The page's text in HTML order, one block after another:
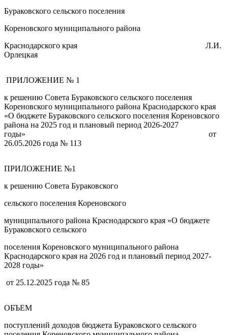
Бураковского сельского поселения
Кореновского муниципального района
Краснодарского края Л.И.
Орлецкая
ПРИЛОЖЕНИЕ № 1
к решению Совета Бураковского сельского поселения
Кореновского муниципального района Краснодарского края
«О бюджете Бураковского сельского поселения Кореновского
района на 2025 год и плановый период 2026-2027
годы» от
26.05.2026 года № 113
ПРИЛОЖЕНИЕ №1
к решению Совета Бураковского
сельского поселения Кореновского
муниципального района Краснодарского края «О бюджете
Бураковского сельского
поселения Кореновского муниципального района
Краснодарского края на 2026 год и плановый период 2027-
2028 годы»
от 25.12.2025 года № 85
ОБЪЕМ
поступлений доходов бюджета Бураковского сельского